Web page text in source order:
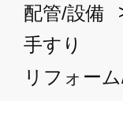
配管/設備
手すり
リフォー